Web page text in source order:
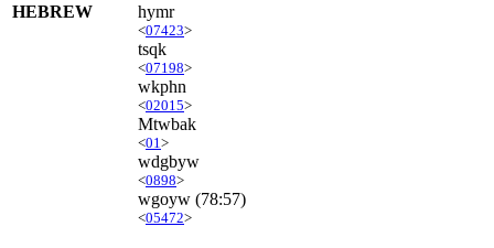
HEBREW
hymr
<07423>
tsqk
<07198>
wkphn
<02015>
Mtwbak
<01 >
wdgbyw
<0898>
wgoyw (78:57)
<05472>